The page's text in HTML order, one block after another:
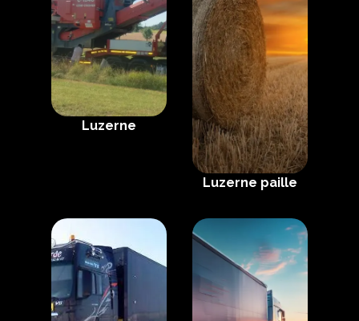
Luzerne
Luzerne paille